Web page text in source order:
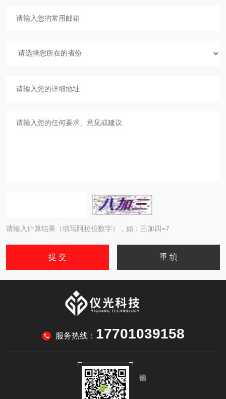
请输入计算结果（填写阿拉伯数字），如：三加四=7
服务热线： 17701039158